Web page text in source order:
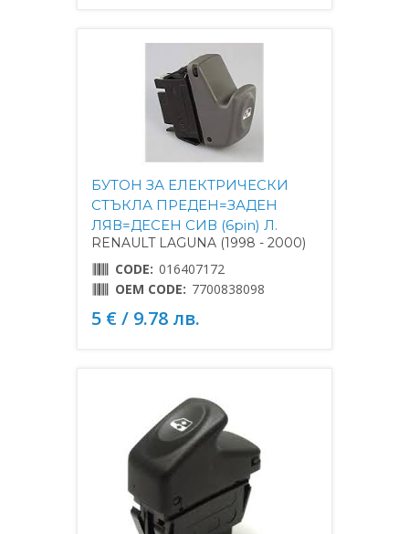
БУТОН ЗА ЕЛЕКТРИЧЕСКИ
СТЪКЛА ПРЕДЕН=ЗАДЕН
ЛЯВ=ДЕСЕН СИВ (6pin) Л.
RENAULT LAGUNA (1998 - 2000)
CODE: 016407172
OEM CODE: 7700838098
5 € / 9.78 лв.